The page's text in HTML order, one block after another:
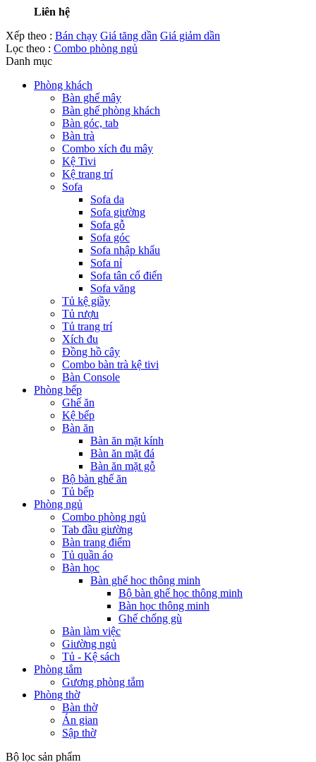
Liên hệ
Xếp theo : Bán chạy Giá tăng dần Giá giảm dần
Lọc theo : Combo phòng ngủ
Danh mục
Phòng khách
Bàn ghế mây
Bàn ghế phòng khách
Bàn góc, tab
Bàn trà
Combo xích đu mây
Kệ Tivi
Kệ trang trí
Sofa
Sofa da
Sofa giường
Sofa gỗ
Sofa góc
Sofa nhập khẩu
Sofa nỉ
Sofa tân cổ điển
Sofa văng
Tủ kệ giầy
Tủ rượu
Tủ trang trí
Xích đu
Đồng hồ cây
Combo bàn trà kệ tivi
Bàn Console
Phòng bếp
Ghế ăn
Kệ bếp
Bàn ăn
Bàn ăn mặt kính
Bàn ăn mặt đá
Bàn ăn mặt gỗ
Bộ bàn ghế ăn
Tủ bếp
Phòng ngủ
Combo phòng ngủ
Tab đầu giường
Bàn trang điểm
Tủ quần áo
Bàn học
Bàn ghế học thông minh
Bộ bàn ghế học thông minh
Bàn học thông minh
Ghế chống gù
Bàn làm việc
Giường ngủ
Tủ - Kệ sách
Phòng tắm
Gương phòng tắm
Phòng thờ
Bàn thờ
Án gian
Sập thờ
Bộ lọc sản phẩm